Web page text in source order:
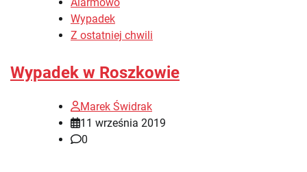
Alarmowo
Wypadek
Z ostatniej chwili
Wypadek w Roszkowie
Marek Świdrak
11 września 2019
0